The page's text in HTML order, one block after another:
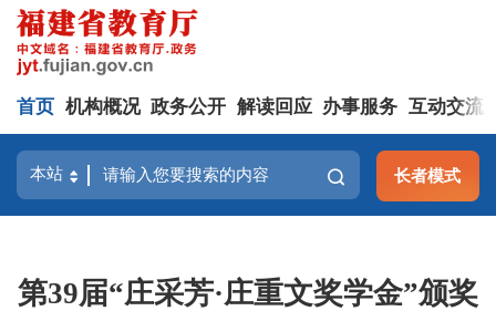
首页 机构概况 政务公开 解读回应 办事服务 互动交流
长者模式
第39届“庄采芳·庄重文奖学金”颁奖